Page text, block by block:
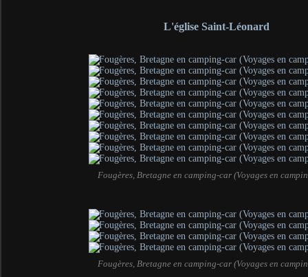
L'église Saint-Léonard
Fougères, Bretagne en camping-car (Voyages en
Fougères, Bretagne en camping-car (Voyages en